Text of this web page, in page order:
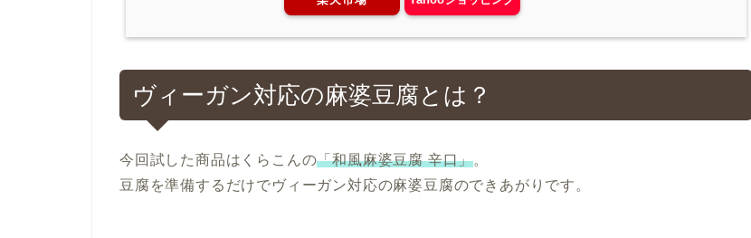
ヴィーガン対応の麻婆豆腐とは？
今回試した商品はくらこんの「和風麻婆豆腐 辛口」。
豆腐を準備するだけでヴィーガン対応の麻婆豆腐のできあがりです。